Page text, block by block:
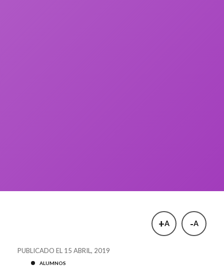
+A -A
PUBLICADO EL 15 ABRIL, 2019
ALUMNOS